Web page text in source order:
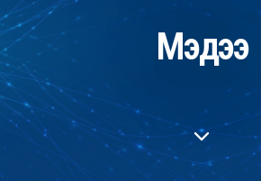
Мэдээ